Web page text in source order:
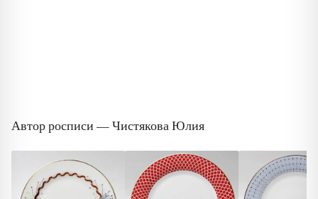
Автор росписи — Чистякова Юлия